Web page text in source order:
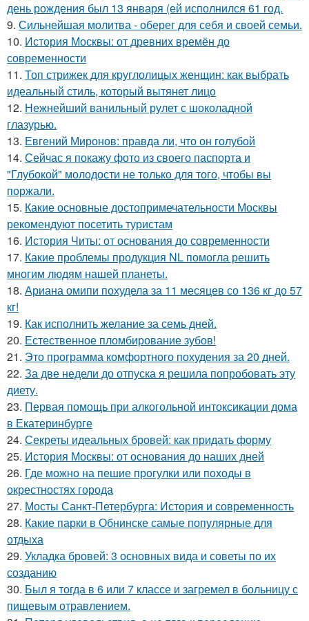
день рождения был 13 января (ей исполнился 61 год.
9. Сильнейшая молитва - оберег для себя и своей семьи.
10. История Москвы: от древних времён до
современности
11. Топ стрижек для круглолицых женщин: как выбрать
идеальный стиль, который вытянет лицо
12. Нежнейший ванильный рулет с шоколадной
глазурью.
13. Евгений Миронов: правда ли, что он голубой
14. Сейчас я покажу фото из своего паспорта и
"Глубокой" молодости не только для того, чтобы вы
поржали.
15. Какие основные достопримечательности Москвы
рекомендуют посетить туристам
16. История Читы: от основания до современности
17. Какие проблемы продукция NL помогла решить
многим людям нашей планеты.
18. Ариана омипи похудела за 11 месяцев со 136 кг до 57
кг!
19. Как исполнить желание за семь дней.
20. Естественное пломбирование зубов!
21. Это программа комфортного похудения за 20 дней.
22. За две недели до отпуска я решила попробовать эту
диету.
23. Первая помощь при алкогольной интоксикации дома
в Екатеринбурге
24. Секреты идеальных бровей: как придать форму
25. История Москвы: от основания до наших дней
26. Где можно на пешие прогулки или походы в
окрестностях города
27. Мосты Санкт-Петербурга: История и современность
28. Какие парки в Обнинске самые популярные для
отдыха
29. Укладка бровей: 3 основных вида и советы по их
созданию
30. Был я тогда в 6 или 7 классе и загремел в больницу с
пищевым отравлением.